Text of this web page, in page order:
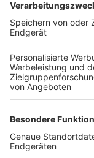
TOP-VEREINE
TOP-PARTNER